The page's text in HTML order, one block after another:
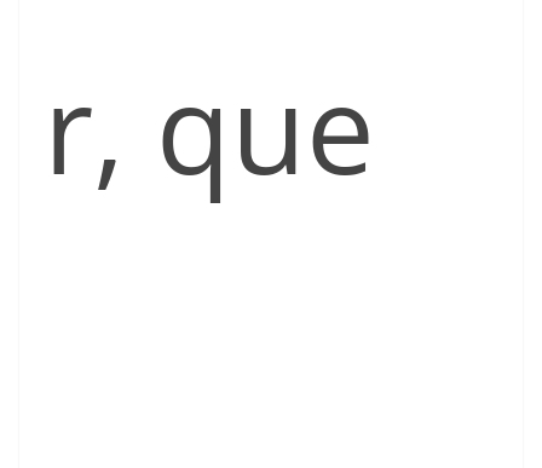
r, que